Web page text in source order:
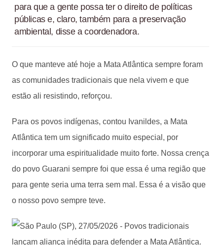
para que a gente possa ter o direito de políticas
públicas e, claro, também para a preservação
ambiental, disse a coordenadora.
O que manteve até hoje a Mata Atlântica sempre foram
as comunidades tradicionais que nela vivem e que
estão ali resistindo, reforçou.
Para os povos indígenas, contou Ivanildes, a Mata
Atlântica tem um significado muito especial, por
incorporar uma espiritualidade muito forte. Nossa crença
do povo Guarani sempre foi que essa é uma região que
para gente seria uma terra sem mal. Essa é a visão que
o nosso povo sempre teve.